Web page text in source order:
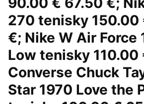
270 tenisky 150.00
€; Nike W Air Force
Low tenisky 110.00
Converse Chuck
Star 1970 Love the